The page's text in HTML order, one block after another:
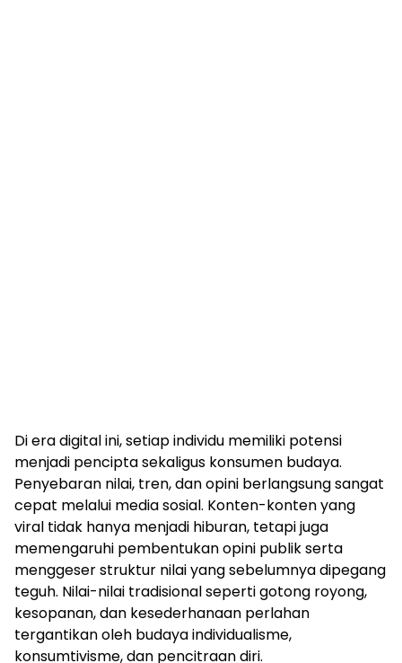
Di era digital ini, setiap individu memiliki potensi
menjadi pencipta sekaligus konsumen budaya.
Penyebaran nilai, tren, dan opini berlangsung sangat
cepat melalui media sosial. Konten-konten yang
viral tidak hanya menjadi hiburan, tetapi juga
memengaruhi pembentukan opini publik serta
menggeser struktur nilai yang sebelumnya dipegang
teguh. Nilai-nilai tradisional seperti gotong royong,
kesopanan, dan kesederhanaan perlahan
tergantikan oleh budaya individualisme,
konsumtivisme, dan pencitraan diri.